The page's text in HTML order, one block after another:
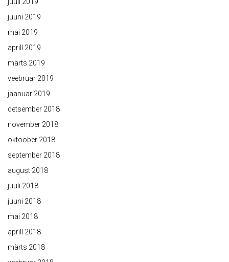
juuni 2019
mai 2019
aprill 2019
märts 2019
veebruar 2019
jaanuar 2019
detsember 2018
november 2018
oktoober 2018
september 2018
august 2018
juuli 2018
juuni 2018
mai 2018
aprill 2018
märts 2018